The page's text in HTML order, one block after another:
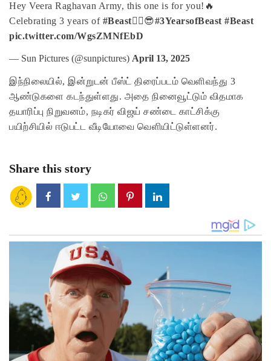
Hey Veera Raghavan Army, this one is for you!🔥
Celebrating 3 years of #Beast❤‍🔥😎#3YearsofBeast #Beast
pic.twitter.com/WgsZMNfEbD
— Sun Pictures (@sunpictures) April 13, 2025
இந்நிலையில், இன்றுடன் பீஸ்ட் திரைப்படம் வெளிவந்து 3
ஆண்டுகளை கடந்துள்ளது. அதை நினைவூட்டும் விதமாக
தயாரிப்பு நிறுவனம், நடிகர் விஜய் சண்டை காட்சிக்கு
பயிற்சியில் ஈடுபட்ட வீடியோவை வெளியிட்டுள்ளனர்.
Share this story